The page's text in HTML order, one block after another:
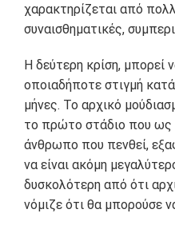
χαρακτηρίζεται από
συναισθηματικές,
Η δεύτερη κρίση, μπορεί
οποιαδήποτε στιγμή
μήνες. Το αρχικό
το πρώτο στάδιο που ως
άνθρωπο που πενθεί,
να είναι ακόμη
δυσκολότερη από ότι
νόμιζε ότι θα μπορούσε